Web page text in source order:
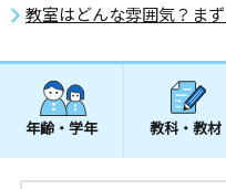
教室はどんな雰囲気？ま
年齢・学年 教科・教材